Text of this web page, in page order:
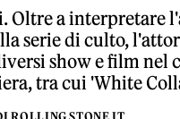
Oltre a interpretare
serie di culto,
show e film nel
tra cui 'White